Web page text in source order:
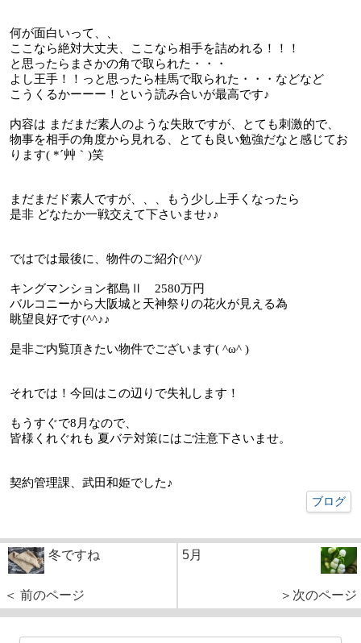
何が面白いって、、
ここなら絶対大丈夫、ここなら相手を詰めれる！！！
と思ったらまさかの角で取られた・・・
よし王手！！っと思ったら桂馬で取られた・・・などなど
こうくるかーーー！という読み合いが最高です♪
内容は まだまだ素人のような失敗ですが、とても刺激的で、
物事を相手の角度から見れる、とても良い勉強だなと感じてお
ります( *´艸｀ )笑
まだまだド素人ですが、、、もう少し上手くなったら
是非 どなたか一戦交えて下さいませ♪♪
ではでは最後に、物件のご紹介(^^)/
キングマンション都島Ⅱ 2580万円
バルコニーから大阪城と天神祭りの花火が見える為
眺望良好です(^^♪♪
是非ご内覧頂きたい物件でございます( ^ω^ )
それでは！今回はこの辺りで失礼します！
もうすぐで8 月なので、
皆様くれぐれも 夏バテ対策にはご注意下さいませ。
契約管理課、武田和姫でした♪
ブログ
冬ですね
＜ 前のページ
5月
＞次のページ